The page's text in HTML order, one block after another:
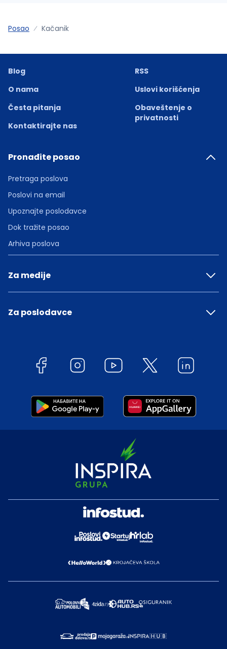
Posao Kačanik
Blog
O nama
Česta pitanja
Kontaktirajte nas
RSS
Uslovi korišćenja
Obaveštenje o
privatnosti
Pronađite posao
Pretraga poslova
Poslovi na email
Upoznajte poslodavce
Dok tražite posao
Arhiva poslova
Za medije
Za poslodavce